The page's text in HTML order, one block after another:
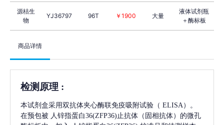
源桔生
物
YJ36797 96T ￥1900 大量
液体试剂瓶
＋酶标板
商品详情
检测原理 :
本试剂盒采用双抗体夹心酶联免疫吸附试验（ ELISA）。
在预包被 人锌指蛋白36(ZFP36) 止抗体（固相抗体）的微孔